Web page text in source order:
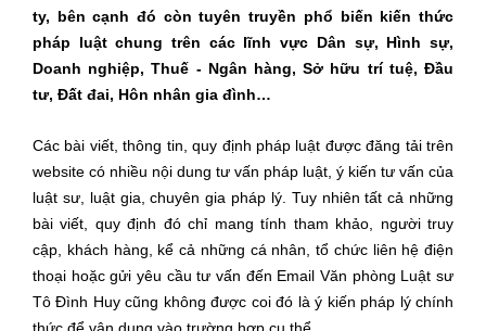
ty, bên cạnh đó còn tuyên truyền phổ biến kiến thức
pháp luật chung trên các lĩnh vực Dân sự, Hình sự,
Doanh nghiệp, Thuế - Ngân hàng, Sở hữu trí tuệ, Đầu
tư, Đất đai, Hôn nhân gia đình…
Các bài viết, thông tin, quy định pháp luật được đăng tải trên
website có nhiều nội dung tư vấn pháp luật, ý kiến tư vấn của
luật sư, luật gia, chuyên gia pháp lý. Tuy nhiên tất cả những
bài viết, quy định đó chỉ mang tính tham khảo, người truy
cập, khách hàng, kể cả những cá nhân, tổ chức liên hệ điện
thoại hoặc gửi yêu cầu tư vấn đến Email Văn phòng Luật sư
Tô Đình Huy cũng không được coi đó là ý kiến pháp lý chính
thức để vận dụng vào trường hợp cụ thể.